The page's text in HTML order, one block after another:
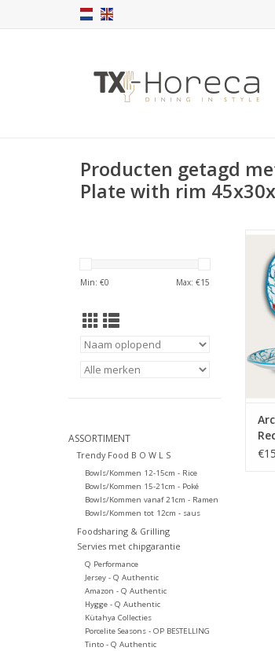
Producten getagd
Plate with rim
Min: €0 Max: €15
ASSORTIMENT
Trendy Food B O W L S
Bowls/Kommen 12-15cm - Rice
Bowls/Kommen 15-21cm - Poké
Bowls/Kommen vanaf 21cm - Ramen
Bowls/Kommen tot 12cm - saus
Foodsharing & Grilling
Servies met chipgarantie
Q Performance
Jersey - Q Authentic
Amazon - Q Authentic
Hygge - Q Authentic
Kütahya Collecties
Porcelite Seasons - OP BESTELLING
Tinto - Q Authentic